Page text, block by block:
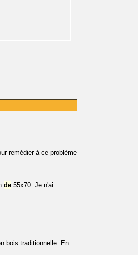
remédier à ce problème
de 55x70. Je n'ai
bois traditionnelle. En